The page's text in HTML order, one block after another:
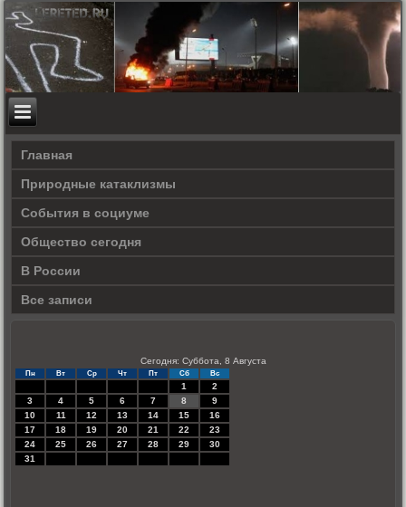
Главная
Природные катаклизмы
События в социуме
Общество сегодня
В России
Все записи
Сегодня: Суббота, 8 Августа
Пн Вт Ср Чт Пт Сб Вс
1
2
3
4 5 6 7 8
9
10
11 12 13 14 15
16
17
18 19 20 21 22
23
24
25 26 27 28 29
30
31